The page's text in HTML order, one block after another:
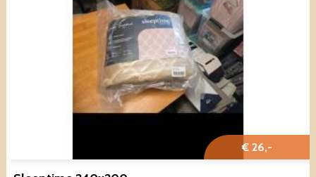
€ 26,-